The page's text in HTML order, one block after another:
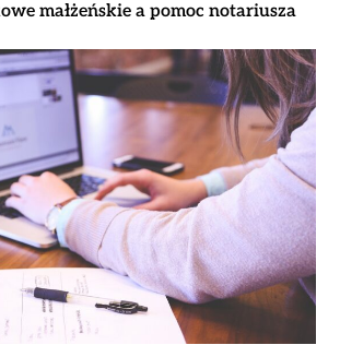
małżeńskie a pomoc notariusza